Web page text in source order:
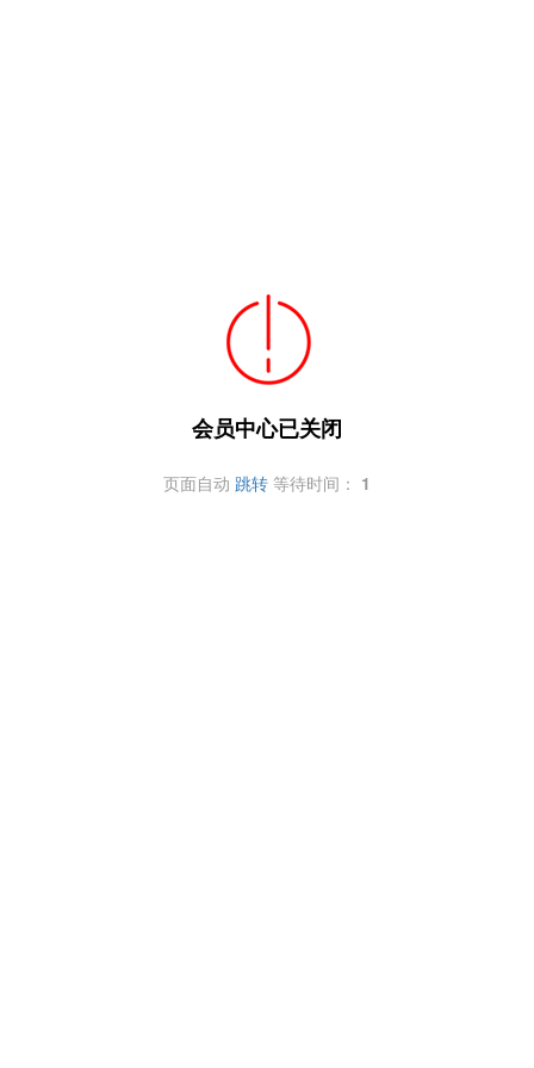
会员中心已关闭
页面自动 跳转 等待时间： 1